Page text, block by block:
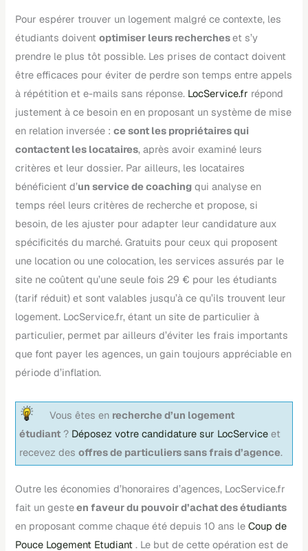
Pour espérer trouver un logement malgré ce contexte, les
étudiants doiventoptimiser leurs rechercheset s’y
prendre le plus tôt possible. Les prises de contact doivent
être efficaces pour éviter de perdre son temps entre appels
à répétition et e-mails sans réponse. LocService.fr répond
justement à ce besoin en en proposant un système de mise
en relation inversée :ce sont les propriétaires qui
contactent les locataires, après avoir examiné leurs
critères et leur dossier. Par ailleurs, les locataires
bénéficient d’un service de coaching qui analyse en
temps réel leurs critères de recherche et propose, si
besoin, de les ajuster pour adapter leur candidature aux
spécificités du marché. Gratuits pour ceux qui proposent
une location ou une colocation, les services assurés par le
site ne coûtent qu’une seule fois 29 € pour les étudiants
(tarif réduit) et sont valables jusqu’à ce qu’ils trouvent leur
logement. LocService.fr, étant un site de particulier à
particulier, permet par ailleurs d’éviter les frais importants
que font payer les agences, un gain toujours appréciable en
période d’inflation.
Vous êtes en recherche d’un logement
étudiant ? Déposez votre candidature sur LocService et
recevez desoffres de particuliers sans frais d’agence.
Outre les économies d’honoraires d’agences, LocService.fr
fait un gesteen faveur du pouvoir d’achat des étudiants
en proposant comme chaque été depuis 10 ans leCoup de
Pouce Logement Etudiant. Le but de cette opération est de